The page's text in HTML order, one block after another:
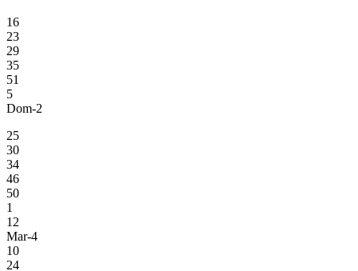
16
23
29
35
51
5
Dom-2
25
30
34
46
50
1
12
Mar-4
10
24